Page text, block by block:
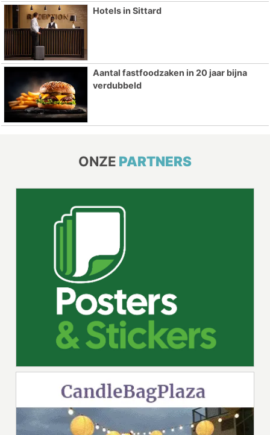
Hotels in Sittard
Aantal fastfoodzaken in 20 jaar bijna
verdubbeld
ONZE PARTNERS